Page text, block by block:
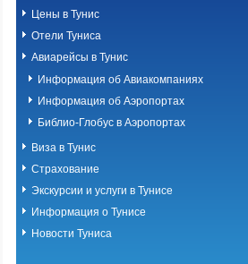
Цены в Тунис
Отели Туниса
Авиарейсы в Тунис
Информация об Авиакомпаниях
Информация об Аэропортах
Библио-Глобус в Аэропортах
Виза в Тунис
Страхование
Экскурсии и услуги в Тунисе
Информация о Тунисе
Новости Туниса